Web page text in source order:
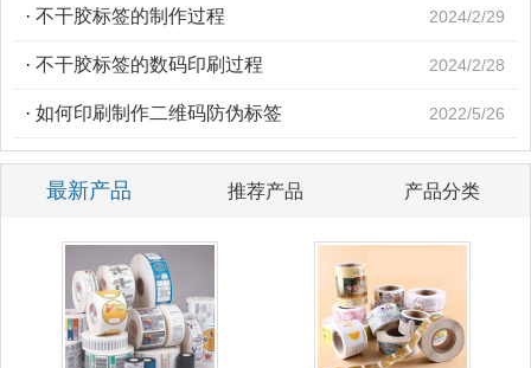
· 不干胶标签的制作过程 2024/2/29
· 不干胶标签的数码印刷过程 2024/2/28
· 如何印刷制作二维码防伪标签 2022/5/26
最新产品 推荐产品 产品分类